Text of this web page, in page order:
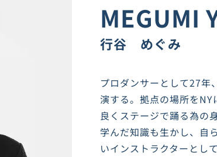
MEGUMI
行谷 めぐみ
プロダンサーとして27年
演する。拠点の場所を
良くステージで踊る為の
学んだ知識も生かし、自
いインストラクターとし